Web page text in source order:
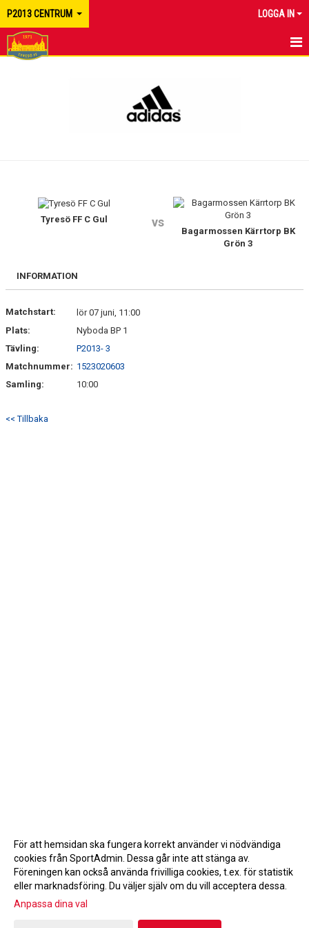
P2013 CENTRUM LOGGA IN
BILDGALLERI
KONTAKT
Tyresö FF C Gul vs
Bagarmossen Kärrtorp BK
Grön 3
INFORMATION
Matchstart:
lör 07 juni, 11:00
Plats:
Nyboda BP 1
Tävling:
P2013- 3
Matchnummer: 1523020603
Samling:
10:00
<< Tillbaka
Gå till Webbversion
För att hemsidan ska fungera korrekt använder vi nödvändiga
cookies från SportAdmin. Dessa går inte att stänga av.
Föreningen kan också använda frivilliga cookies, t.ex. för statistik
eller marknadsföring. Du väljer själv om du vill acceptera dessa.
Anpassa dina val